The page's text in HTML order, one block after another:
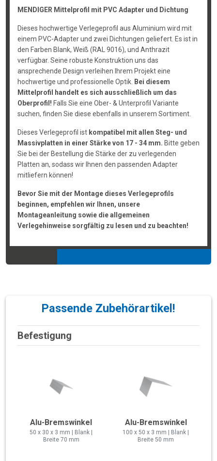
MENDIGER Mittelprofil mit PVC Adapter und Dichtung
Dieses hochwertige Verlegeprofil aus Aluminium wird mit
einem PVC-Adapter und zwei Dichtungen geliefert. Es ist in
den Farben Blank, Weiß (RAL 9016), und Anthrazit
verfügbar. Seine robuste Konstruktion uns das
ansprechende Design verleihen Ihrem Projekt eine
hochwertige und professionelle Optik. Bei diesem
Mittelprofil handelt es sich ausschließlich um das
Oberprofil! Falls Sie eine Ober- & Unterprofil Variante
suchen, finden Sie diese ebenfalls in unserem Sortiment.
Dieses Verlegeprofil ist kompatibel mit allen Steg- und
Massivplatten in einer Stärke von 17 - 34 mm. Bitte geben
Sie bei der Bestellung die Stärke der zu verlegenden
Platten an, sodass wir Ihnen den passenden Adapter
mitliefern können!
Bevor Sie mit der Montage dieses Verlegeprofils
beginnen, empfehlen wir Ihnen, unsere
Montageanleitung sowie die allgemeinen
Verlegehinweise sorgfältig zu lesen und zu beachten!
Passende Zubehörartikel!
Befestigung
Alu-Bremswinkel
50 x 30 x 3 mm | Blank |
Breite 70 mm
Alu-Bremswinkel
100 x 50 x 3 mm | Blank |
Breite 50 mm